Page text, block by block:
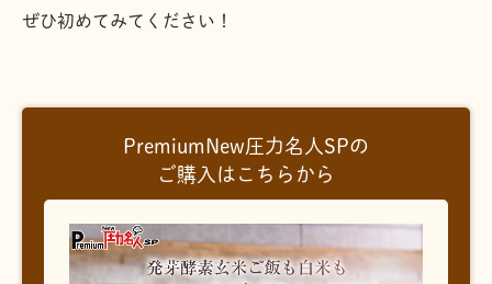
ぜひ初めてみてください！
PremiumNew圧力名人SPの
ご購入はこちらから